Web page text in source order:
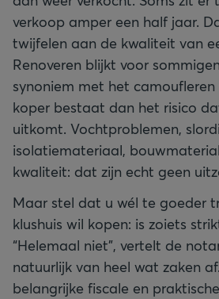
verkoop amper een half jaar.
twijfelen aan de kwaliteit van
Renoveren blijkt voor
synoniem met het camoufleren
koper bestaat dan het risico
uitkomt. Vochtproblemen,
isolatiemateriaal,
kwaliteit: dat zijn echt geen
Maar stel dat u wél te goeder
klushuis wil kopen: is zoiets
“Helemaal niet”, vertelt de
natuurlijk van heel wat zaken
belangrijke fiscale en praktische